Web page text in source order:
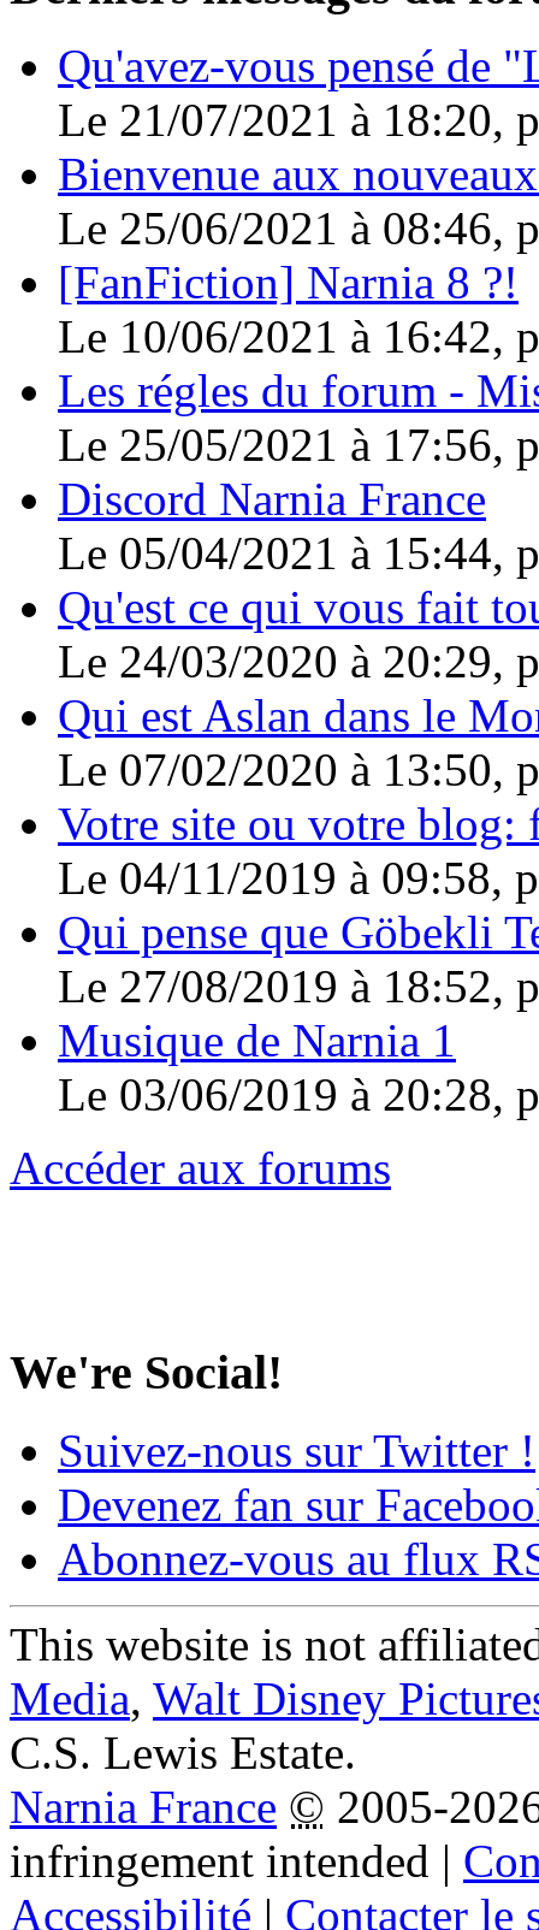
Qu'avez-vous pensé de
Le 21/07/2021 à 18:20,
Bienvenue aux
Le 25/06/2021 à 08:46,
[FanFiction] Narnia 8 ?!
Le 10/06/2021 à 16:42,
Les régles du forum -
Le 25/05/2021 à 17:56,
Discord Narnia France
Le 05/04/2021 à 15:44,
Qu'est ce qui vous fait
Le 24/03/2020 à 20:29,
Qui est Aslan dans le
Le 07/02/2020 à 13:50,
Votre site ou votre blog:
Le 04/11/2019 à 09:58,
Qui pense que Göbekli
Le 27/08/2019 à 18:52,
Musique de Narnia 1
Le 03/06/2019 à 20:28,
Accéder aux forums
We're Social!
Suivez-nous sur Twitter !
Devenez fan sur
Abonnez-vous au flux
This website is not
Media, Walt Disney
C.S. Lewis Estate.
Narnia France © 2005-
infringement intended |
Accessibilité | Contacter le